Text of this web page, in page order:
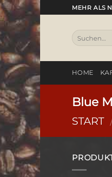
Zum
Inhalt
springen
MEHR ALS
Suchen
nach:
HOME
Blue
START